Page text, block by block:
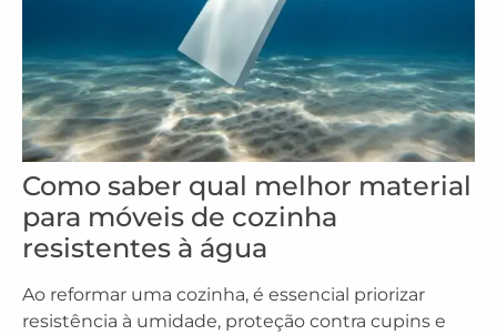
Como saber qual melhor material
para móveis de cozinha
resistentes à água
Ao reformar uma cozinha, é essencial priorizar
resistência à umidade, proteção contra cupins e